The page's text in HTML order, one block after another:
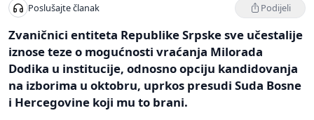
Poslušajte članak Podijeli
Zvaničnici entiteta Republike Srpske sve učestalije
iznose teze o mogućnosti vraćanja Milorada
Dodika u institucije, odnosno opciju kandidovanja
na izborima u oktobru, uprkos presudi Suda Bosne
i Hercegovine koji mu to brani.